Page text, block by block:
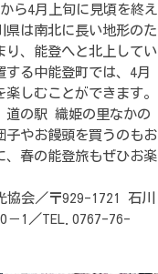
ら4月上旬に見頃を終え
県は南北に長い地形のた
り、能登へと北上してい
する中能登町では、4月
楽しむことができます。
道の駅 織姫の里なかの
子やお饅頭を買うのもお
、春の能登旅もぜひお楽
協会／〒929-1721 石川
－1／TEL.0767-76-